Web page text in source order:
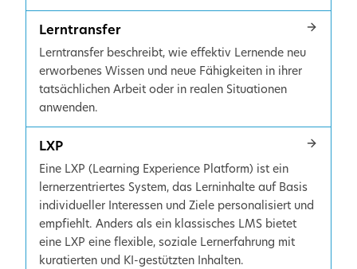
Lerntransfer
Lerntransfer beschreibt, wie effektiv Lernende neu
erworbenes Wissen und neue Fähigkeiten in ihrer
tatsächlichen Arbeit oder in realen Situationen
anwenden.
LXP
Eine LXP (Learning Experience Platform) ist ein
lernerzentriertes System, das Lerninhalte auf Basis
individueller Interessen und Ziele personalisiert und
empfiehlt. Anders als ein klassisches LMS bietet
eine LXP eine flexible, soziale Lernerfahrung mit
kuratierten und KI-gestützten Inhalten.